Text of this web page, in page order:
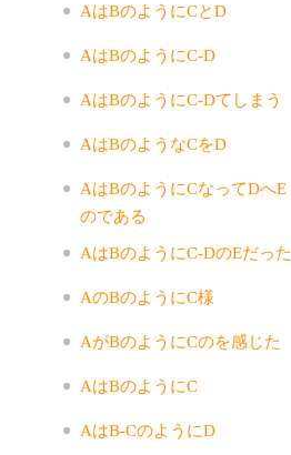
AはBのようにCとD
AはBのようにC-D
AはBのようにC-Dてしまう
AはBのようなCをD
AはBのようにCなってDへE
のである
AはBのようにC-DのEだった
AのBのようにC様
AがBのようにCのを感じた
AはBのようにC
AはB-CのようにD